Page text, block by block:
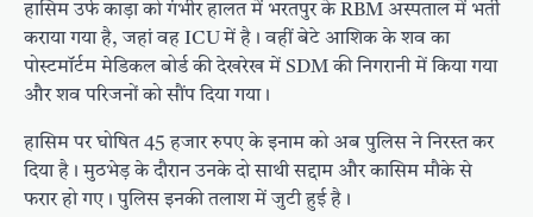
हासिम उर्फ काड़ा को गंभीर हालत में भरतपुर के RBM अस्पताल में भर्ती
कराया गया है, जहां वह ICU में है। वहीं बेटे आशिक के शव का
पोस्टमॉर्टम मेडिकल बोर्ड की देखरेख में SDM की निगरानी में किया गया
और शव परिजनों को सौंप दिया गया।
हासिम पर घोषित 45 हजार रुपए के इनाम को अब पुलिस ने निरस्त कर
दिया है। मुठभेड़ के दौरान उनके दो साथी सद्दाम और कासिम मौके से
फरार हो गए। पुलिस इनकी तलाश में जुटी हुई है।